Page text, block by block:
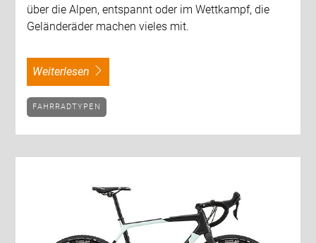
über die Alpen, entspannt oder im Wettkampf, die
Geländeräder machen vieles mit.
weiterlesen
FAHRRADTYPEN